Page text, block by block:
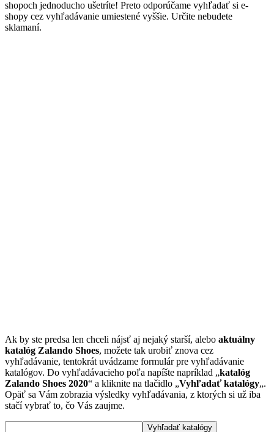
shopoch jednoducho ušetríte! Preto odporúčame vyhľadať si e-
shopy cez vyhľadávanie umiestené vyššie. Určite nebudete
sklamaní.
Ak by ste predsa len chceli nájsť aj nejaký starší, alebo aktuálny
katalóg Zalando Shoes, možete tak urobiť znova cez
vyhľadávanie, tentokrát uvádzame formulár pre vyhľadávanie
katalógov. Do vyhľadávacieho poľa napíšte napríklad „katalóg
Zalando Shoes 2020“ a kliknite na tlačidlo „Vyhľadať katalógy„.
Opäť sa Vám zobrazia výsledky vyhľadávania, z ktorých si už iba
stačí vybrať to, čo Vás zaujme.